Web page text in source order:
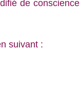
de conscience
suivant :